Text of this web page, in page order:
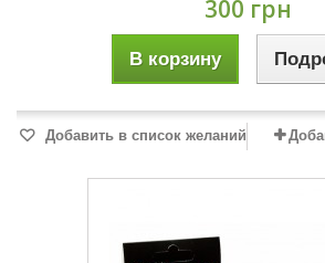
300 грн
В корзину
Добавить в список желаний